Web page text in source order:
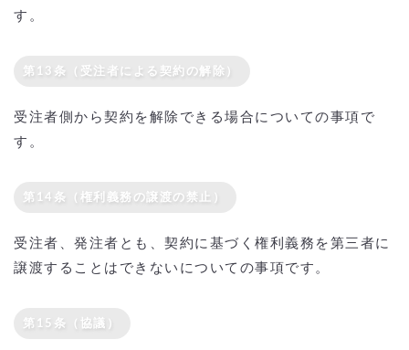
す。
第13条（受注者による契約の解除）
受注者側から契約を解除できる場合についての事項で
す。
第14条（権利義務の譲渡の禁止）
受注者、発注者とも、契約に基づく権利義務を第三者に
譲渡することはできないについての事項です。
第15条（協議）